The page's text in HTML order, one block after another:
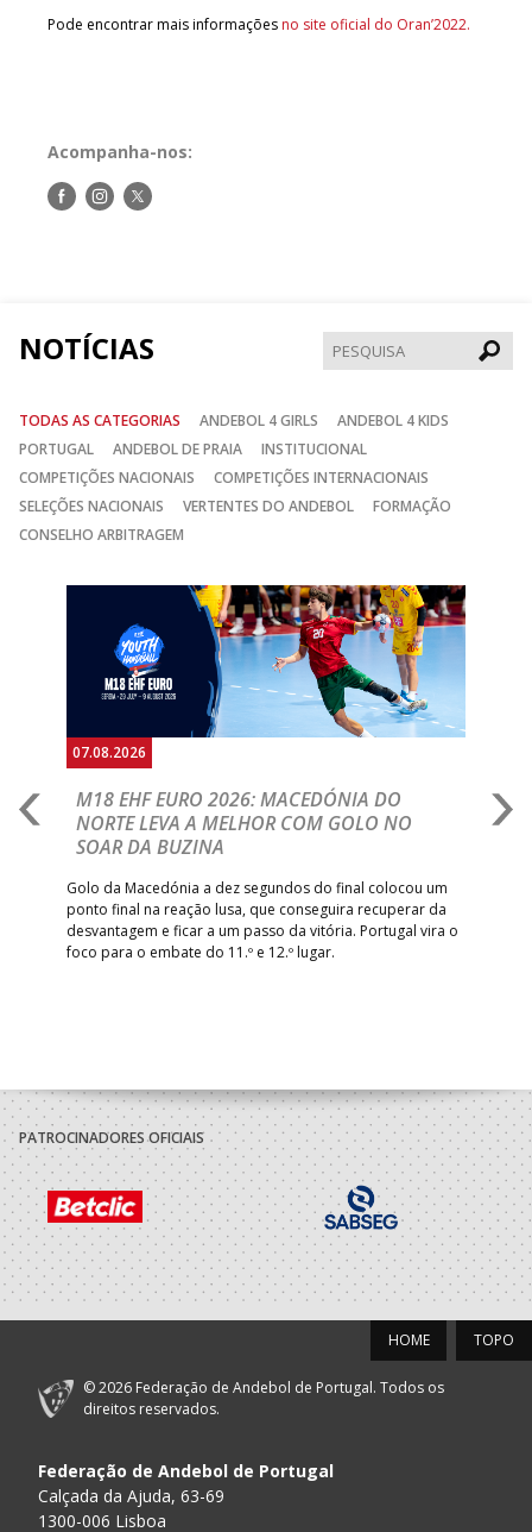
Pode encontrar mais informações no site oficial do Oran’2022.
Acompanha-nos:
Siga-Siga-Siga-
NOTÍCIAS
TODAS AS CATEGORIAS ANDEBOL 4 GIRLS
ANDEBOL 4 KIDS
PORTUGAL
ANDEBOL DE PRAIA
INSTITUCIONAL
COMPETIÇÕES NACIONAIS
COMPETIÇÕES INTERNACIONAIS
SELEÇÕES NACIONAIS
VERTENTES DO ANDEBOL
FORMAÇÃO
CONSELHO ARBITRAGEM
07.08.2026
M18 EHF EURO 2026: MACEDÓNIA DO
NORTE LEVA A MELHOR COM GOLO NO
SOAR DA BUZINA
Golo da Macedónia a dez segundos do final colocou um
ponto final na reação lusa, que conseguira recuperar da
desvantagem e ficar a um passo da vitória. Portugal vira o
foco para o embate do 11.º e 12.º lugar.
PATROCINADORES OFICIAIS
TOPO
HOME
© 2026 Federação de Andebol de Portugal. Todos os
direitos reservados.
Federação de Andebol de Portugal
Calçada da Ajuda, 63-69
1300-006 Lisboa